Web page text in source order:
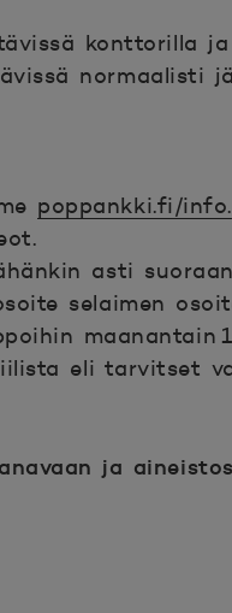
konttorilla ja
normaalisti
poppankki.fi/info.
asti
selaimen
maanantain
eli tarvitset
ja